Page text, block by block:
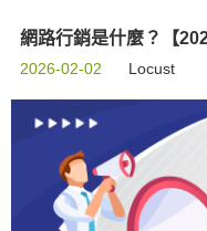
網路行銷是什麼？【
2026-02-02 Locust